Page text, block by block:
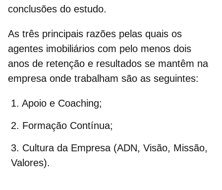
conclusões do estudo.
As três principais razões pelas quais os
agentes imobiliários com pelo menos dois
anos de retenção e resultados se mantêm na
empresa onde trabalham são as seguintes:
Apoio e Coaching;
Formação Contínua;
Cultura da Empresa (ADN, Visão, Missão,
Valores).